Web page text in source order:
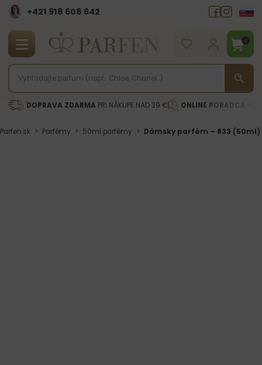
+421 918 608 642‬
0
DOPRAVA ZDARMA PRI NÁKUPE NAD 39 € ONLINE PORADCA
Parfen.sk > Parfémy > 50ml parfémy > Dámsky parfém – 833 (50ml)